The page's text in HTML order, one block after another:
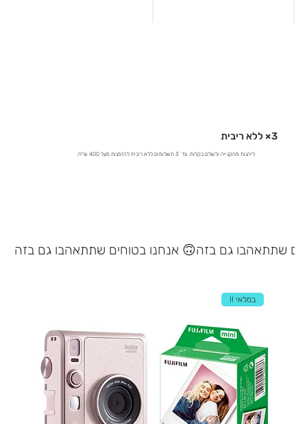
3× ללא ריבית
ליהנות מהקנייה ולשלם בקלות. עד 3 תשלומים ללא ריבית להזמנות מעל 400 ש"ח.
אנחנו בטוחים שתתאהבו גם בזה 🙃
במלאי !!